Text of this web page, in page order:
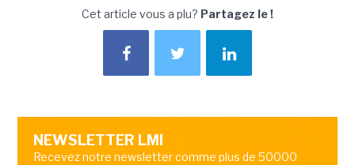
Cet article vous a plu? Partagez le !
NEWSLETTER LMI
Recevez notre newsletter comme plus de 50000